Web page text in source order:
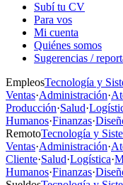
Subí tu CV
Para vos
Mi cuenta
Quiénes somos
Sugerencias /
EmpleosTecnología y
Ventas·Administración·
Producción·Salud·
Humanos·Finanzas·
RemotoTecnología y
Ventas·Administración·
Cliente·Salud·Logística·
Humanos·Finanzas·